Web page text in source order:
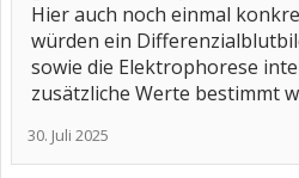
schmerzfrei, als wäre PMR nie
dass man zwar alles machen kann,
Muskelreißen spürt?
Danke und viele Grüße
Hier auch noch einmal
würden ein
sowie die Elektrophorese
zusätzliche Werte bestimmt
30. Juli 2025